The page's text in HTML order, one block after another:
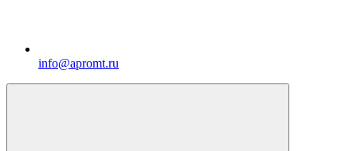
info@apromt.ru